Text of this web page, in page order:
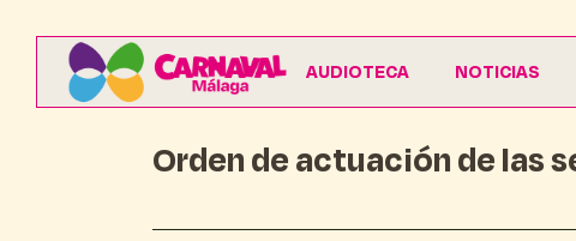
AUDIOTECA NOTICIAS
Orden de actuación de las